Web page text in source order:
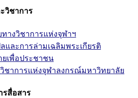
วิชาการ
างวิชาการแห่งจุฬาฯ
และการล่ามเฉลิมพระเกียรติ
เพื่อประชาชน
ชาการแห่งจุฬาลงกรณ์มหาวิทยาลัย
รสื่อสาร